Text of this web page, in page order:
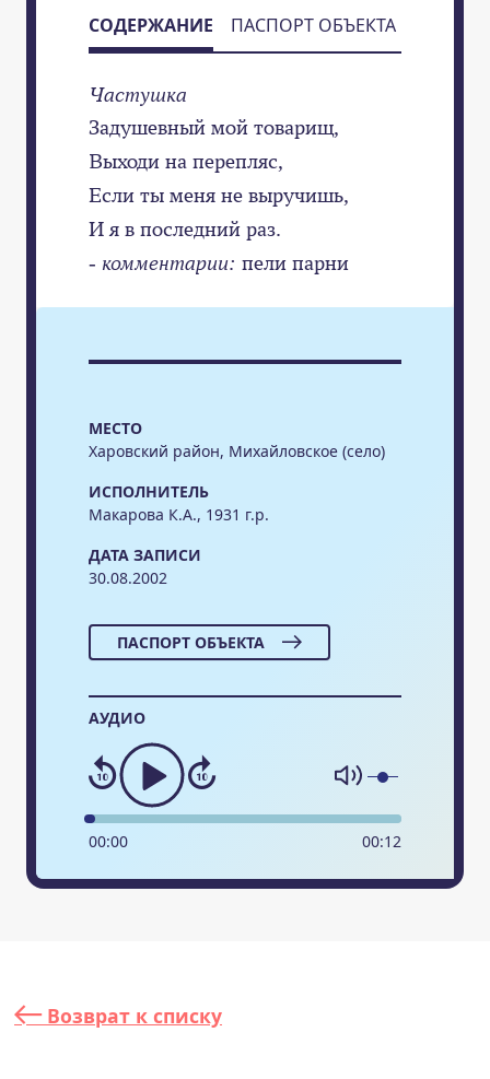
МЕСТО
Харовский район, Михайловское (село)
ИСПОЛНИТЕЛЬ
Макарова К.А., 1931 г.р.
ДАТА ЗАПИСИ
30.08.2002
ПАСПОРТ ОБЪЕКТА
АУДИО
00:00 00:12
СОДЕРЖАНИЕ ПАСПОРТ ОБЪЕКТА
Частушка
Задушевный мой товарищ,
Выходи на перепляс,
Если ты меня не выручишь,
И я в последний раз.
- комментарии: пели парни
Возврат к списку